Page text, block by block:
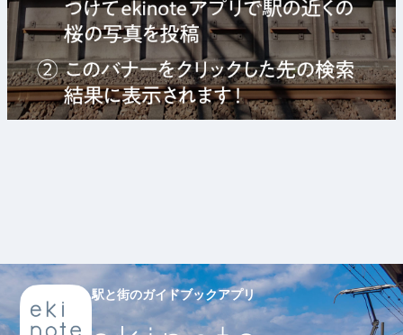
駅と街のガイドブックアプリ